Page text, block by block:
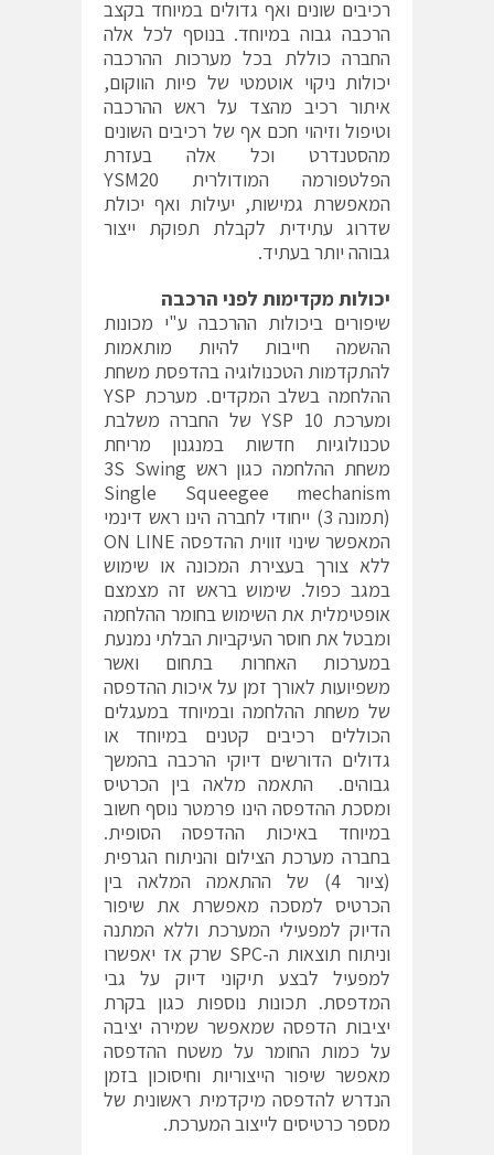
רכיבים שונים ואף גדולים במיוחד בקצב
הרכבה גבוה במיוחד. בנוסף לכל אלה
החברה כוללת בכל מערכות ההרכבה
יכולות ניקוי אוטמטי של פיות הווקום,
איתור רכיב מהצד על ראש ההרכבה
וטיפול וזיהוי חכם אף של רכיבים השונים
מהסטנדרט וכל אלה בעזרת
הפלטפורמה המודולרית YSM20
המאפשרת גמישות, יעילות ואף יכולת
שדרוג עתידית לקבלת תפוקת ייצור
גבוהה יותר בעתיד.
יכולות מקדימות לפני הרכבה
שיפורים ביכולות ההרכבה ע"י מכונות
ההשמה חייבות להיות מותאמות
להתקדמות הטכנולוגיה בהדפסת משחת
ההלחמה בשלב המקדים. מערכת YSP
ומערכת 10 YSP של החברה משלבת
טכנולוגיות חדשות במנגנון מריחת
משחת ההלחמה כגון ראש 3S Swing
Single Squeegee mechanism
(תמונה 3) ייחודי לחברה הינו ראש דינמי
המאפשר שינוי זווית ההדפסה ON LINE
ללא צורך בעצירת המכונה או שימוש
במגב כפול. שימוש בראש זה מצמצם
אופטימלית את השימוש בחומר ההלחמה
ומבטל את חוסר העיקביות הבלתי נמנעת
במערכות האחרות בתחום ואשר
משפיועות לאורך זמן על איכות ההדפסה
של משחת ההלחמה ובמיוחד במעגלים
הכוללים רכיבים קטנים במיוחד או
גדולים הדורשים דיוקי הרכבה בהמשך
גבוהים. התאמה מלאה בין הכרטיס
ומסכת ההדפסה הינו פרמטר נוסף חשוב
במיוחד באיכות ההדפסה הסופית.
בחברה מערכת הצילום והניתוח הגרפית
(ציור 4) של ההתאמה המלאה בין
הכרטיס למסכה מאפשרת את שיפור
הדיוק למפעילי המערכת וללא המתנה
וניתוח תוצאות ה-SPC שרק אז יאפשרו
למפעיל לבצע תיקוני דיוק על גבי
המדפסת. תכונות נוספות כגון בקרת
יציבות הדפסה שמאפשר שמירה יציבה
על כמות החומר על משטח ההדפסה
מאפשר שיפור הייצוריות וחיסוכון בזמן
הנדרש להדפסה מיקדמית ראשונית של
מספר כרטיסים לייצוב המערכת.